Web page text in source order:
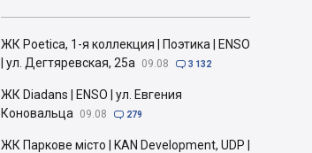
ЖК Poetica, 1-я коллекция | Поэтика | ENSO
| ул. Дегтяревская, 25а
09.08  3 132
ЖК Diadans | ENSO | ул. Евгения
Коновальца
09.08  279
ЖК Паркове місто | KAN Development, UDP |